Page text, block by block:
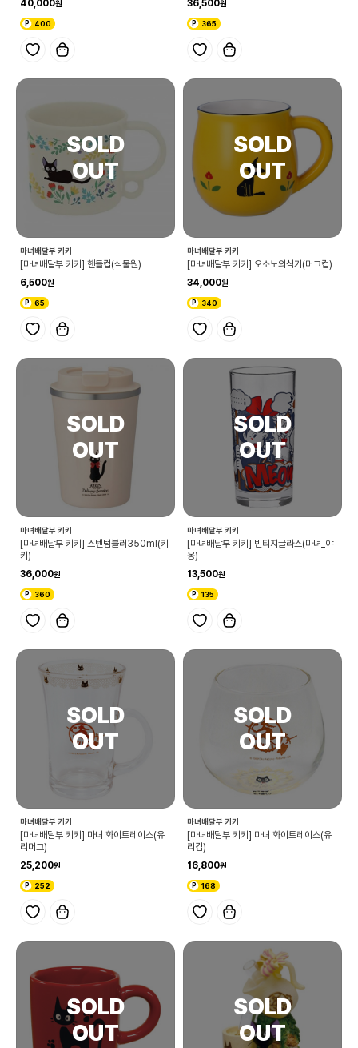
40,000
400
36,500
365
마녀배달부 키키
[마녀배달부 키키] 핸들컵(식물원)
6,500
65
마녀배달부 키키
[마녀배달부 키키] 오소노의식기(머그컵)
34,000
340
마녀배달부 키키
[마녀배달부 키키] 스텐텀블러350ml(키
키)
36,000
360
마녀배달부 키키
[마녀배달부 키키] 빈티지글라스(마녀_야
옹)
13,500
135
마녀배달부 키키
[마녀배달부 키키] 마녀 화이트레이스(유
리머그)
25,200
252
마녀배달부 키키
[마녀배달부 키키] 마녀 화이트레이스(유
리컵)
16,800
168